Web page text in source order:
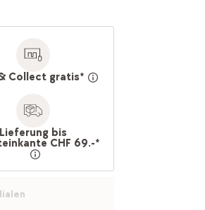
Collect gratis*
Lieferung bis
CHF 69.-*